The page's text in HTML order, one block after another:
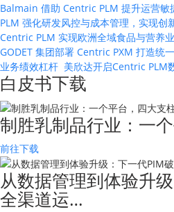
Balmain 借助 Centric PLM 提升运营敏
PLM 强化研发风控与成本管理，实现创
Centric PLM 实现欧洲全域食品与营养
GODET 集团部署 Centric PXM 打造统
业务绩效杠杆 美欣达开启Centric PLM
白皮书下载
制胜乳制品行业：一
前往下载
从数据管理到体验升
全渠道运…